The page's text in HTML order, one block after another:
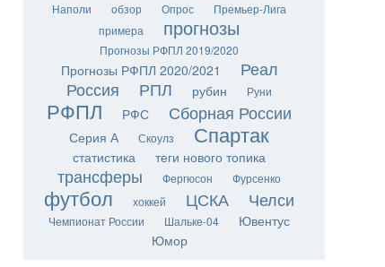
Наполи обзор Опрос
Премьер-Лига
примера
прогнозы
Прогнозы РФПЛ 2019/2020
Прогнозы РФПЛ 2020/2021
Реал
Россия
РПЛ рубин Руни
РФПЛ РФС Сборная России
Серия А Скоулз Спартак
статистика теги нового топика
трансферы Фергюсон Фурсенко
футбол хоккей ЦСКА Челси
Чемпионат России Шальке-04
Ювентус
Юмор